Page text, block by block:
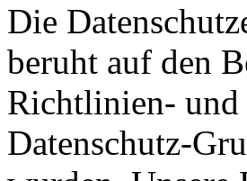
Die
beruht auf den
Richtlinien- und
Datenschutz-